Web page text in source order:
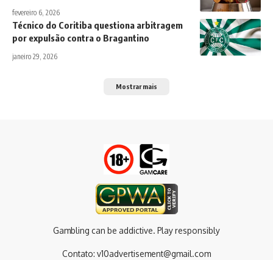
fevereiro 6, 2026
Técnico do Coritiba questiona arbitragem
por expulsão contra o Bragantino
janeiro 29, 2026
Mostrar mais
Gambling can be addictive. Play responsibly
Contato: v10advertisement@gmail.com